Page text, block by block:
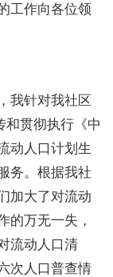
工作向各位领
我针对我社区
和贯彻执行《中
动人口计划生
务。根据我社
加大了对流动
的万无一失，
流动人口清
次人口普查情